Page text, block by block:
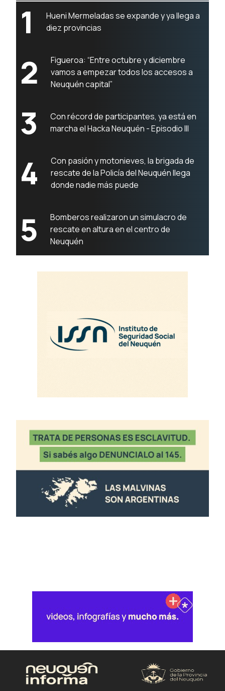
1
Hueni Mermeladas se expande y ya llega a
diez provincias
2
Figueroa: “Entre octubre y diciembre
vamos a empezar todos los accesos a
Neuquén capital”
3
Con récord de participantes, ya está en
marcha el Hacka Neuquén - Episodio III
4
Con pasión y motonieves, la brigada de
rescate de la Policía del Neuquén llega
donde nadie más puede
5
Bomberos realizaron un simulacro de
rescate en altura en el centro de
Neuquén